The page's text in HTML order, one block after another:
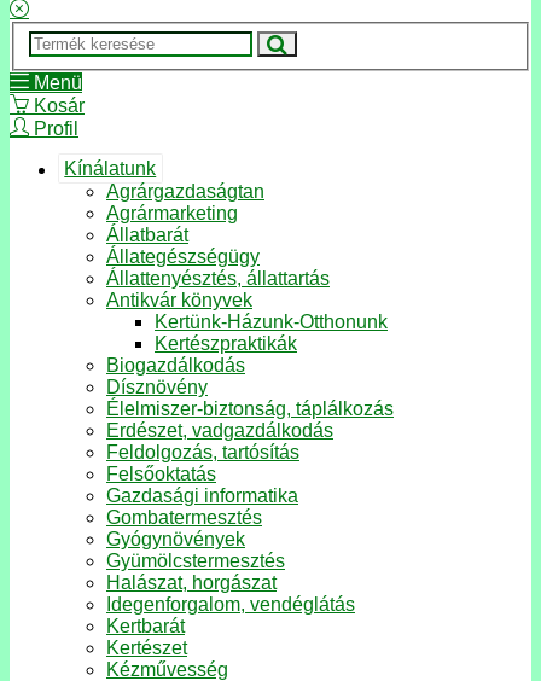
Menü
Kosár
Profil
Kínálatunk
Agrárgazdaságtan
Agrármarketing
Állatbarát
Állategészségügy
Állattenyésztés, állattartás
Antikvár könyvek
Kertünk-Házunk-Otthonunk
Kertészpraktikák
Biogazdálkodás
Dísznövény
Élelmiszer-biztonság, táplálkozás
Erdészet, vadgazdálkodás
Feldolgozás, tartósítás
Felsőoktatás
Gazdasági informatika
Gombatermesztés
Gyógynövények
Gyümölcstermesztés
Halászat, horgászat
Idegenforgalom, vendéglátás
Kertbarát
Kertészet
Kézművesség